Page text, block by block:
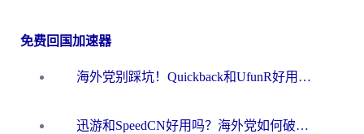
免费回国加速器
海外党别踩坑！Quickback和UfunR好用吗？选对回国加速器才能无缝刷国内资源
迅游和SpeedCN好用吗？海外党如何破解那道看不见的墙